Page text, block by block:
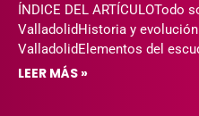
ÍNDICE DEL ARTÍCULOTodo
ValladolidHistoria y
ValladolidElementos del
LEER MÁS »